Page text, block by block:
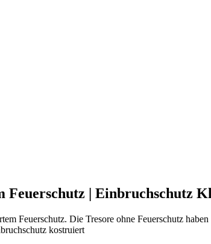
| Einbruchschutz
Feuerschutz. Die Tresore ohne Feuerschutz
kostruiert